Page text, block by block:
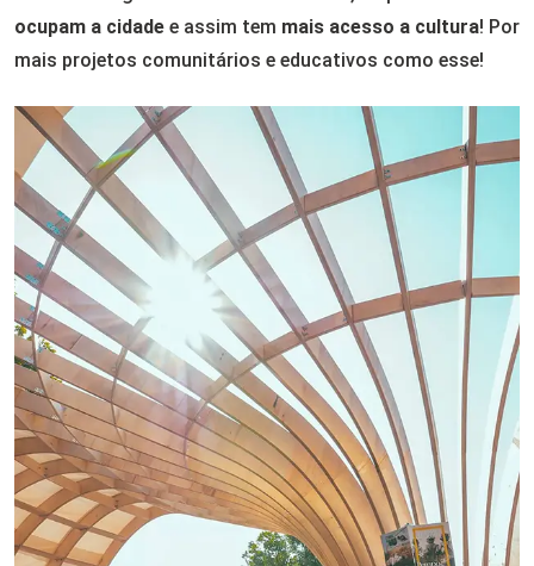
ocupam a cidade e assim tem mais acesso a cultura! Por
mais projetos comunitários e educativos como esse!